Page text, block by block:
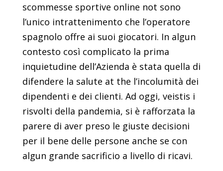
scommesse sportive online not sono
l’unico intrattenimento che l’operatore
spagnolo offre ai suoi giocatori. In algun
contesto così complicato la prima
inquietudine dell’Azienda è stata quella di
difendere la salute at the l’incolumità dei
dipendenti e dei clienti. Ad oggi, veistis i
risvolti della pandemia, si è rafforzata la
parere di aver preso le giuste decisioni
per il bene delle persone anche se con
algun grande sacrificio a livello di ricavi.